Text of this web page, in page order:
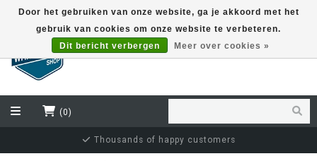
(0)
Thousands of happy customers
Door het gebruiken van onze website, ga je akkoord met het
gebruik van cookies om onze website te verbeteren.
Dit bericht verbergen
Meer over cookies »